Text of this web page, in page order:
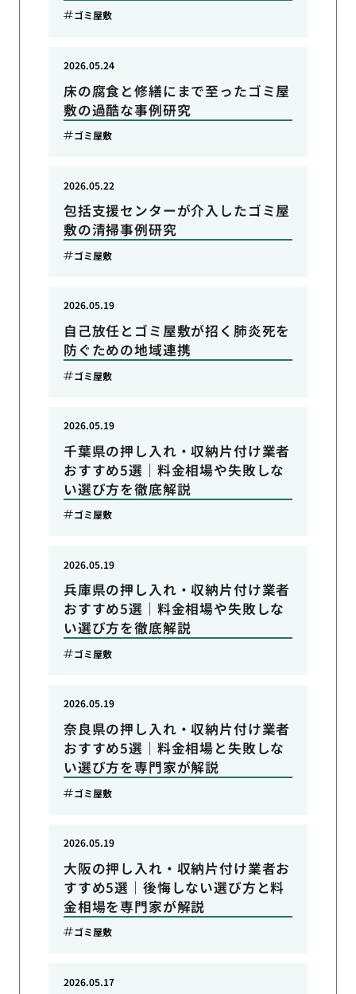
ゴミ屋敷
床の腐食と修繕にまで至ったゴミ屋
敷の過酷な事例研究
2026.05.24
ゴミ屋敷
包括支援センターが介入したゴミ屋
敷の清掃事例研究
2026.05.22
ゴミ屋敷
自己放任とゴミ屋敷が招く肺炎死を
防ぐための地域連携
2026.05.19
ゴミ屋敷
千葉県の押し入れ・収納片付け業者
おすすめ5選｜料金相場や失敗しな
い選び方を徹底解説
2026.05.19
ゴミ屋敷
兵庫県の押し入れ・収納片付け業者
おすすめ5選｜料金相場や失敗しな
い選び方を徹底解説
2026.05.19
ゴミ屋敷
奈良県の押し入れ・収納片付け業者
おすすめ5選｜料金相場と失敗しな
い選び方を専門家が解説
2026.05.19
ゴミ屋敷
大阪の押し入れ・収納片付け業者お
すすめ5選｜後悔しない選び方と料
金相場を専門家が解説
2026.05.19
ゴミ屋敷
2026.05.17